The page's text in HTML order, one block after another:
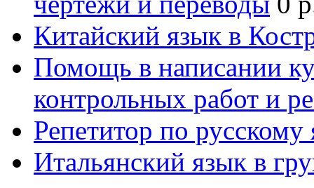
Китайский язык в
Помощь в написании
контрольных работ и
Репетитор по русскому
Итальянский язык в